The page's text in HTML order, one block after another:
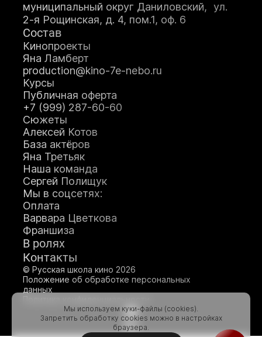
Мы используем куки-файлы (cookies).
Запретить обработку cookies можно в настройках
браузера.
муниципальный округ Даниловский, ул.
2-я Рощинская, д. 4, пом.1, оф. 6
Состав
Кинопроекты
Яна Ламберт
production@kino-7e-nebo.ru
Курсы
Публичная оферта
+7 (999) 287-60-60
Сюжеты
Алексей Котов
База актёров
Яна Третьяк
Наша команда
Сергей Полищук
Мы в соцсетях:
Оплата
Варвара Цветкова
Франшиза
В ролях
Контакты
© Русская школа кино 2026
Положение об обработке персональных
данных